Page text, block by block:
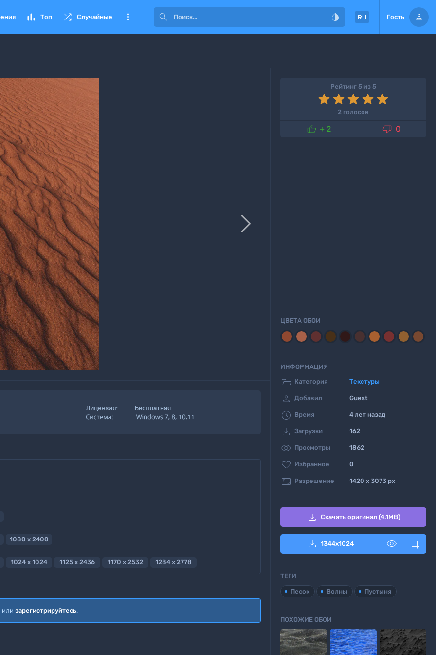
 Топ  Случайные    RU Гость 

1080 x 2400
1024 x 1024 1125 x 2436 1170 x 2532 1284 x 2778
или зарегистрируйтесь.
Рейтинг 5 из 5
2 голосов
 + 2  0
ЦВЕТА ОБОИ
ИНФОРМАЦИЯ
 Категория Текстуры
 Добавил Guest
 Время 4 лет назад
 Загрузки 162
 Просмотры 1862
 Избранное 0
 Разрешение 1420 x 3073 px
 Скачать оригинал (4.1MB)
 1344x1024  
ТЕГИ
Песок Волны Пустыня
ПОХОЖИЕ ОБОИ